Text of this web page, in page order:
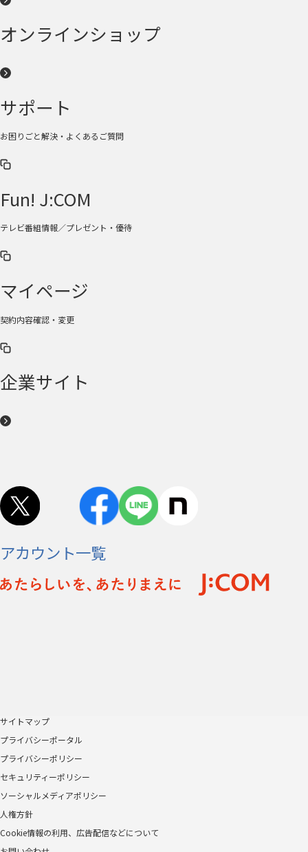
オンラインショップ
サポート
お困りごと解決・よくあるご質問
Fun! J:COM
テレビ番組情報／プレゼント・優待
マイページ
契約内容確認・変更
企業サイト
アカウント一覧
サイトマップ
プライバシーポータル
プライバシーポリシー
セキュリティーポリシー
ソーシャルメディアポリシー
人権方針
Cookie情報の利用、広告配信などについて